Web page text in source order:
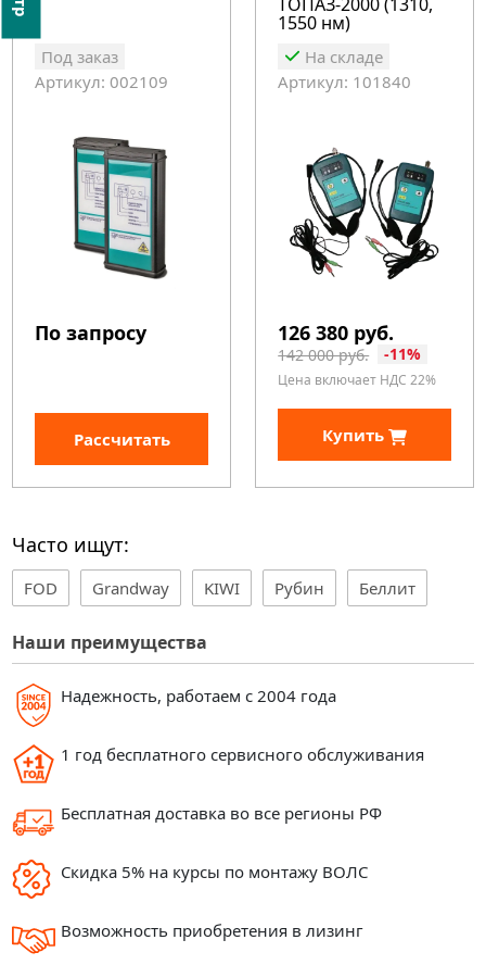
Наши преимущества
Надежность, работаем с 2004 года
1 год бесплатного сервисного обслуживания
Бесплатная доставка во все регионы РФ
Скидка 5% на курсы по монтажу ВОЛС
Возможность приобретения в лизинг
Под заказ
Артикул: 002109
По запросу
Рассчитать
1550 нм)
На складе
Артикул: 101840
126 380 руб.
142 000 руб. -11%
Цена включает НДС 22%
Купить
Часто ищут:
FOD Grandway KIWI Рубин Беллит